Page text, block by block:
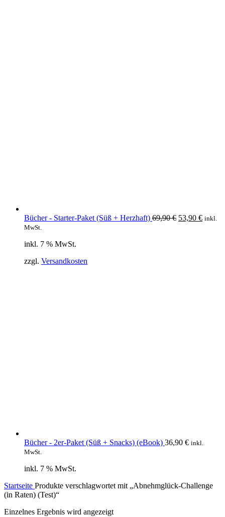
Bücher - Starter-Paket (Süß + Herzhaft) 69,90€ Ursprünglicher
53,90 € inkl.
MwSt.
inkl. 7 % MwSt.
zzgl. Versandkosten
Bücher - 2er-Paket (Süß + Snacks) (eBook) 36,90 € inkl.
MwSt.
inkl. 7 % MwSt.
Startseite Produkte verschlagwortet mit „Abnehmglück-Challenge
(in Raten) (Test)“
Einzelnes Ergebnis wird angezeigt